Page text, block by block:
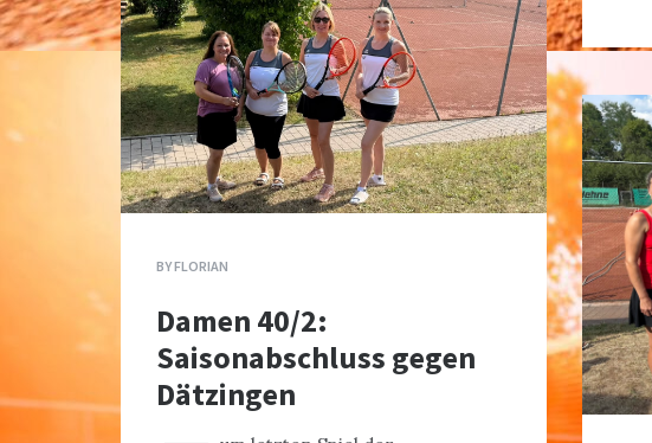
BYFLORIAN
Damen 40/2:
Saisonabschluss gegen
Dätzingen